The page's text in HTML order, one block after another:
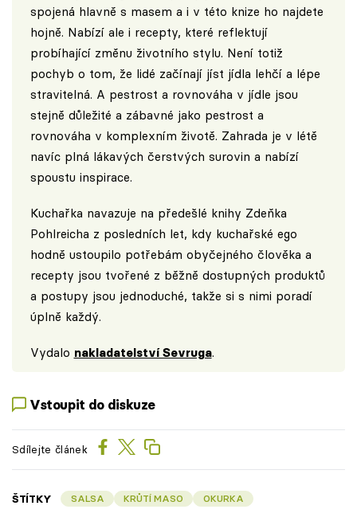
spojená hlavně s masem a i v této knize ho najdete
hojně. Nabízí ale i recepty, které reflektují
probíhající změnu životního stylu. Není totiž
pochyb o tom, že lidé začínají jíst jídla lehčí a lépe
stravitelná. A pestrost a rovnováha v jídle jsou
stejně důležité a zábavné jako pestrost a
rovnováha v komplexním životě. Zahrada je v létě
navíc plná lákavých čerstvých surovin a nabízí
spoustu inspirace.
Kuchařka navazuje na předešlé knihy Zdeňka
Pohlreicha z posledních let, kdy kuchařské ego
hodně ustoupilo potřebám obyčejného člověka a
recepty jsou tvořené z běžně dostupných produktů
a postupy jsou jednoduché, takže si s nimi poradí
úplně každý.
Vydalo nakladatelství Sevruga.
Vstoupit do diskuze
Sdílejte článek
ŠTÍTKY SALSA KRŮTÍ MASO OKURKA